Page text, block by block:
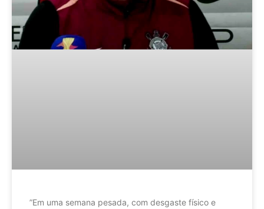
”Em uma semana pesada, com desgaste físico e